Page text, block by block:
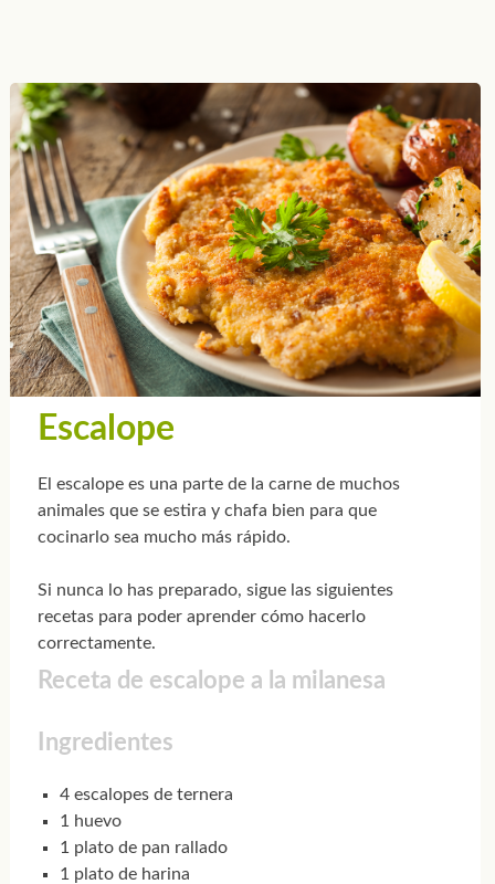
Escalope
El escalope es una parte de la carne de muchos
animales que se estira y chafa bien para que
cocinarlo sea mucho más rápido.
Si nunca lo has preparado, sigue las siguientes
recetas para poder aprender cómo hacerlo
correctamente.
Receta de escalope a la milanesa
Ingredientes
4 escalopes de ternera
1 huevo
1 plato de pan rallado
1 plato de harina